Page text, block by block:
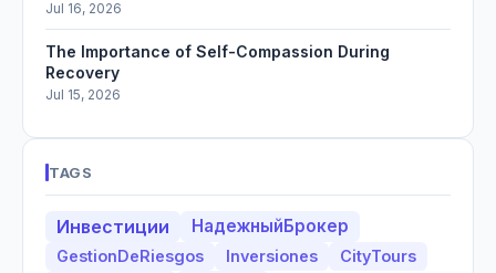
Jul 16, 2026
The Importance of Self-Compassion During
Recovery
Jul 15, 2026
TAGS
Инвестиции НадежныйБрокер
GestionDeRiesgos Inversiones
CityTours